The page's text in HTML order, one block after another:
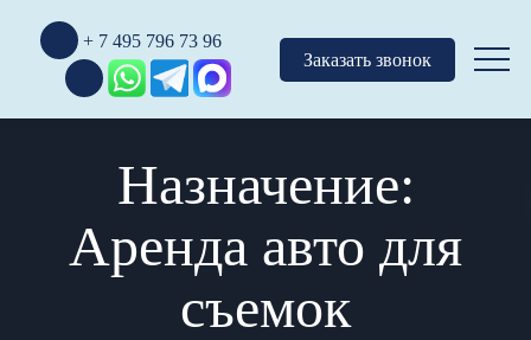
+ 7 495 796 73 96
Заказать звонок
Назначение:
Аренда авто для
съемок